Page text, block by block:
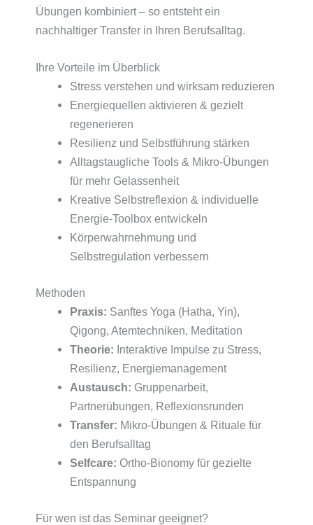
Übungen kombiniert – so entsteht ein
nachhaltiger Transfer in Ihren Berufsalltag.
Ihre Vorteile im Überblick
Stress verstehen und wirksam reduzieren
Energiequellen aktivieren & gezielt
regenerieren
Resilienz und Selbstführung stärken
Alltagstaugliche Tools & Mikro-Übungen
für mehr Gelassenheit
Kreative Selbstreflexion & individuelle
Energie-Toolbox entwickeln
Körperwahrnehmung und
Selbstregulation verbessern
Methoden
Praxis: Sanftes Yoga (Hatha, Yin),
Qigong, Atemtechniken, Meditation
Theorie: Interaktive Impulse zu Stress,
Resilienz, Energiemanagement
Austausch: Gruppenarbeit,
Partnerübungen, Reflexionsrunden
Transfer: Mikro-Übungen & Rituale für
den Berufsalltag
Selfcare: Ortho-Bionomy für gezielte
Entspannung
Für wen ist das Seminar geeignet?